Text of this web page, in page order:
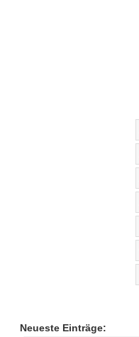
Neueste Einträge: